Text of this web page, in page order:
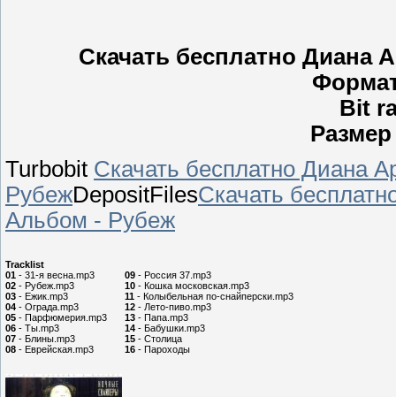
Скачать бесплатно Диана
Bit
Turbobit Скачать бесплатно Диана
РубежDepositFilesСкачать
Альбом - Рубеж
Tracklist
01 - 31-я весна.mp3
02 - Рубеж.mp3
03 - Ежик.mp3
04 - Ограда.mp3
05 - Парфюмерия.mp3
06 - Ты.mp3
07 - Блины.mp3
08 - Еврейская.mp3
09 - Россия 37.mp3
10 - Кошка московская.mp3
11 - Колыбельная по-снайперски.mp3
12 - Лето-пиво.mp3
13 - Папа.mp3
14 - Бабушки.mp3
15 - Столица
16 - Пароходы